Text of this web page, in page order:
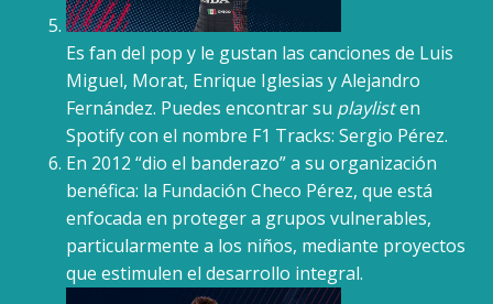
Es fan del pop y le gustan las canciones de Luis
Miguel, Morat, Enrique Iglesias y Alejandro
Fernández. Puedes encontrar su playlisten
Spotify con el nombre F1 Tracks: Sergio Pérez.
En 2012 “dio el banderazo” a su organización
benéfica: la Fundación Checo Pérez, que está
enfocada en proteger a grupos vulnerables,
particularmente a los niños, mediante proyectos
que estimulen el desarrollo integral.